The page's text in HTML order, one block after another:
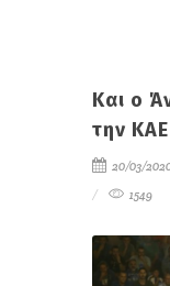
Και ο
την
20/03/
1549